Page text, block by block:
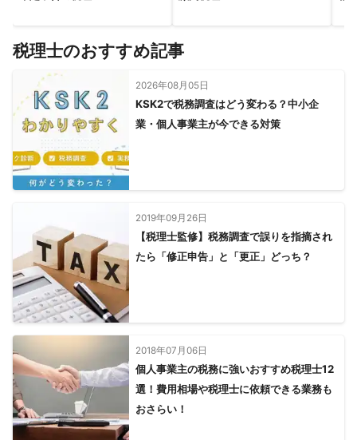
税理士のおすすめ記事
2026年08月05日
KSK2で税務調査はどう変わる？中小企
業・個人事業主が今できる対策
2019年09月26日
【税理士監修】税務調査で誤りを指摘され
たら「修正申告」と「更正」どっち？
2018年07月06日
個人事業主の税務に強いおすすめ税理士12
選！費用相場や税理士に依頼できる業務も
おさらい！